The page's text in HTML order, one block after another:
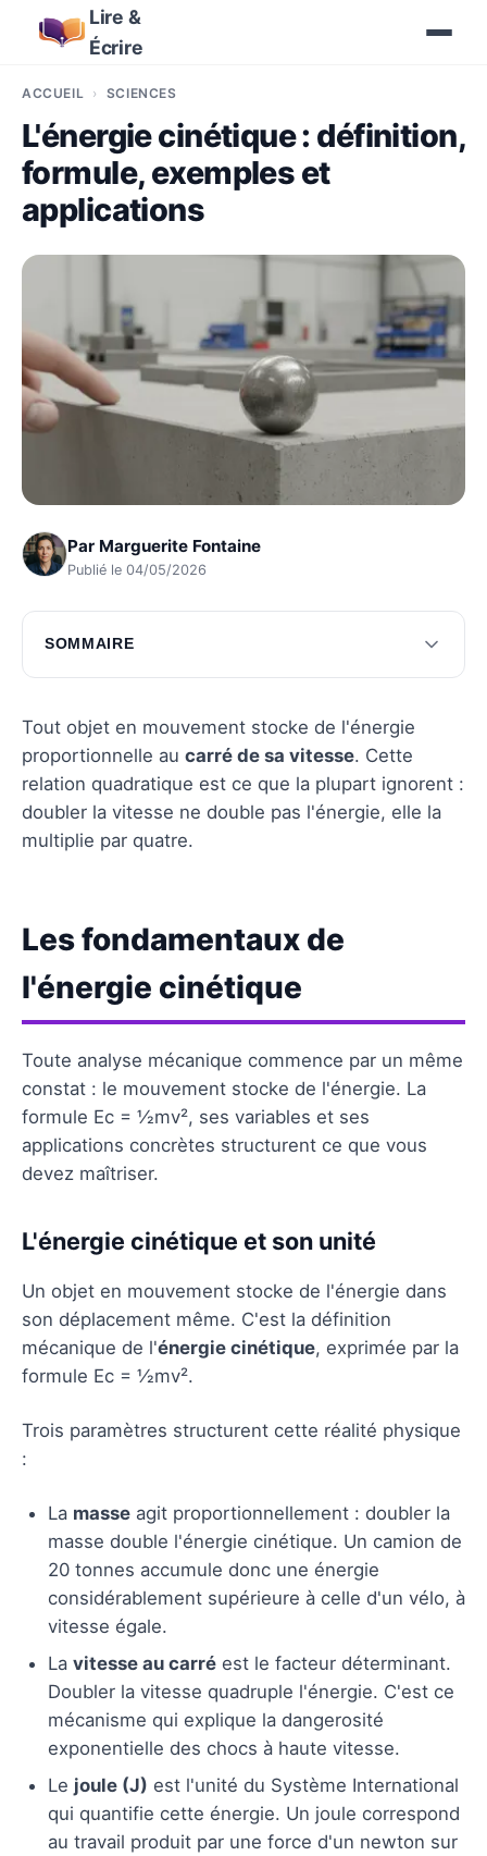
Lire &
Écrire
ACCUEIL SCIENCES
L'énergie cinétique : définition,
formule, exemples et
applications
Par Marguerite Fontaine
Publié le 04/05/2026
SOMMAIRE
Les fondamentaux de l'énergie cinétique
Les applications scientifiques de l'énergie
cinétique
Questions fréquentes
Tout objet en mouvement stocke de l'énergie
proportionnelle au carré de sa vitesse. Cette
relation quadratique est ce que la plupart ignorent :
doubler la vitesse ne double pas l'énergie, elle la
multiplie par quatre.
Les fondamentaux de
l'énergie cinétique
Toute analyse mécanique commence par un même
constat : le mouvement stocke de l'énergie. La
formule Ec = ½mv², ses variables et ses
applications concrètes structurent ce que vous
devez maîtriser.
L'énergie cinétique et son unité
Un objet en mouvement stocke de l'énergie dans
son déplacement même. C'est la définition
mécanique de l'énergie cinétique, exprimée par la
formule Ec = ½mv².
Trois paramètres structurent cette réalité physique
:
La masse agit proportionnellement : doubler la
masse double l'énergie cinétique. Un camion de
20 tonnes accumule donc une énergie
considérablement supérieure à celle d'un vélo, à
vitesse égale.
La vitesse au carré est le facteur déterminant.
Doubler la vitesse quadruple l'énergie. C'est ce
mécanisme qui explique la dangerosité
exponentielle des chocs à haute vitesse.
Le joule (J) est l'unité du Système International
qui quantifie cette énergie. Un joule correspond
au travail produit par une force d'un newton sur